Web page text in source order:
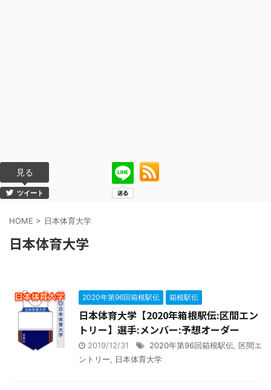
見る
ツイート
HOME > 日本体育大学
日本体育大学
2020年第96回箱根駅伝 箱根駅伝
日本体育大学【2020年箱根駅伝:区間エン
トリー】選手:メンバー:予想オーダー
2019/12/31 2020年第96回箱根駅伝 区間エ
ントリー
日本体育大学